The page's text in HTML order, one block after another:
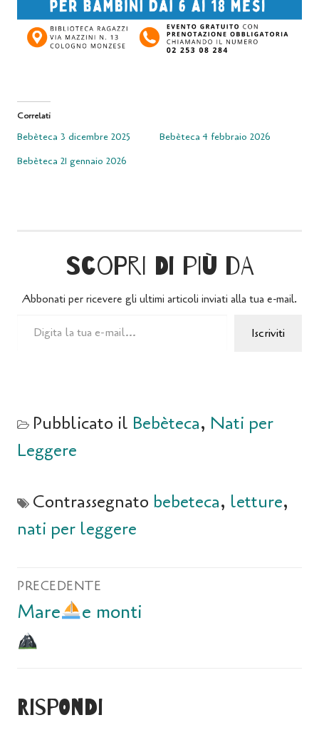
Correlati
Bebèteca 3 dicembre 2025
Bebèteca 4 febbraio 2026
Bebèteca 21 gennaio 2026
Scopri di più da
Abbonati per ricevere gli ultimi articoli inviati alla tua e-mail.
Iscriviti
Pubblicato il Bebèteca, Nati per
Leggere
Contrassegnato bebeteca, letture,
nati per leggere
PRECEDENTE
Mare e monti
Rispondi